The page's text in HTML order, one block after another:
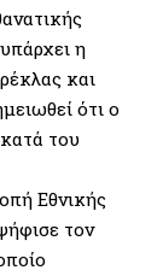
η
και
ότι ο
του
Εθνικής
τον